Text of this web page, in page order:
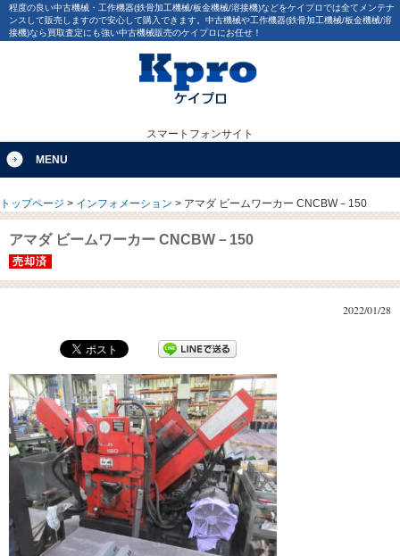
程度の良い中古機械・工作機器(鉄骨加工機械/板金機械/溶接機)などをケイプロでは全てメンテナ
ンスして販売しますので安心して購入できます。中古機械や工作機器(鉄骨加工機械/板金機械/溶
接機)なら買取査定にも強い中古機械販売のケイプロにお任せ！
スマートフォンサイト
MENU
トップページ > インフォメーション > アマダ ビームワーカー CNCBW－150
アマダ ビームワーカー CNCBW－150
売却済
2022/01/28